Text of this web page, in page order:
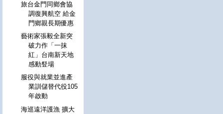
旅台金門同鄉會協
調復興航空 給金
門鄉親長期優惠
藝術家張毅全新突
破力作「一抹
紅」台南新天地
感動豋場
服役與就業並進產
業訓儲替代役105
年啟動
海巡遠洋護漁 擴大